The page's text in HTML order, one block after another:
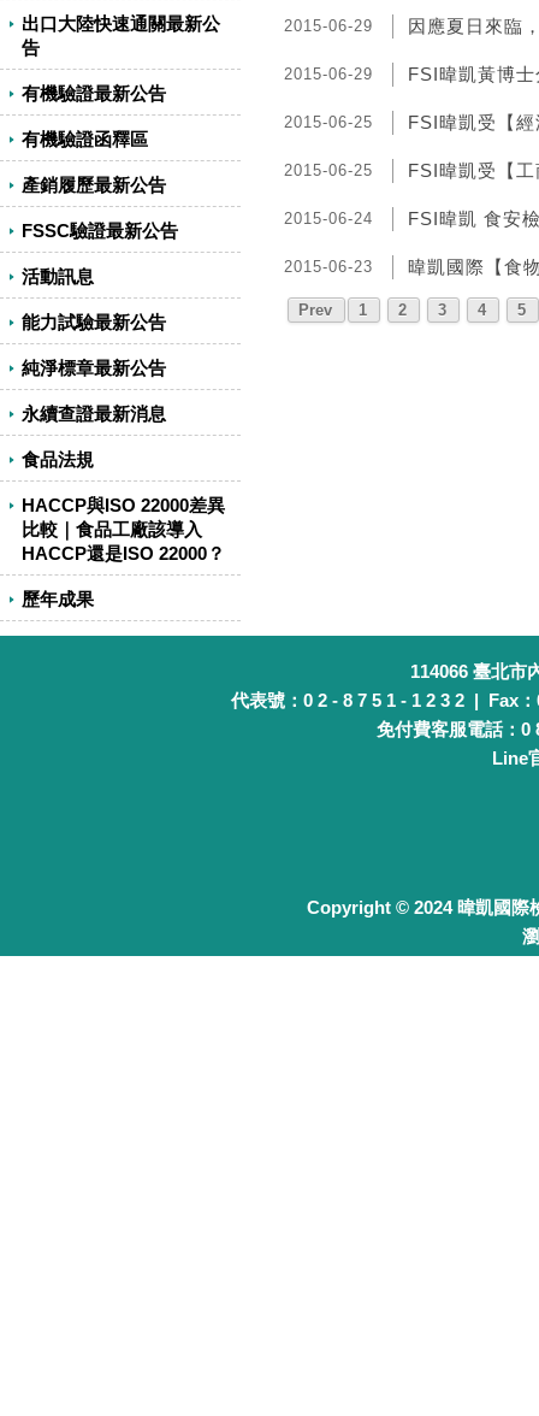
出口大陸快速通關最新公
告
有機驗證最新公告
有機驗證函釋區
產銷履歷最新公告
FSSC驗證最新公告
活動訊息
能力試驗最新公告
純淨標章最新公告
永續查證最新消息
食品法規
HACCP與ISO 22000差異
比較｜食品工廠該導入
HACCP還是ISO 22000？
歷年成果
2015-06-29 因應夏日來臨
2015-06-29 FSI暐凱黃博
2015-06-25 FSI暐凱受【
2015-06-25 FSI暐凱受【
2015-06-24 FSI暐凱 食安
2015-06-23 暐凱國際【食
Prev 1 2 3 4 5
114066 臺北市
代表號：0 2 - 8 7 5 1 - 1 2 3 2 | Fax
免付費客服電話：0
Line
Copyright © 2024 暐凱國際